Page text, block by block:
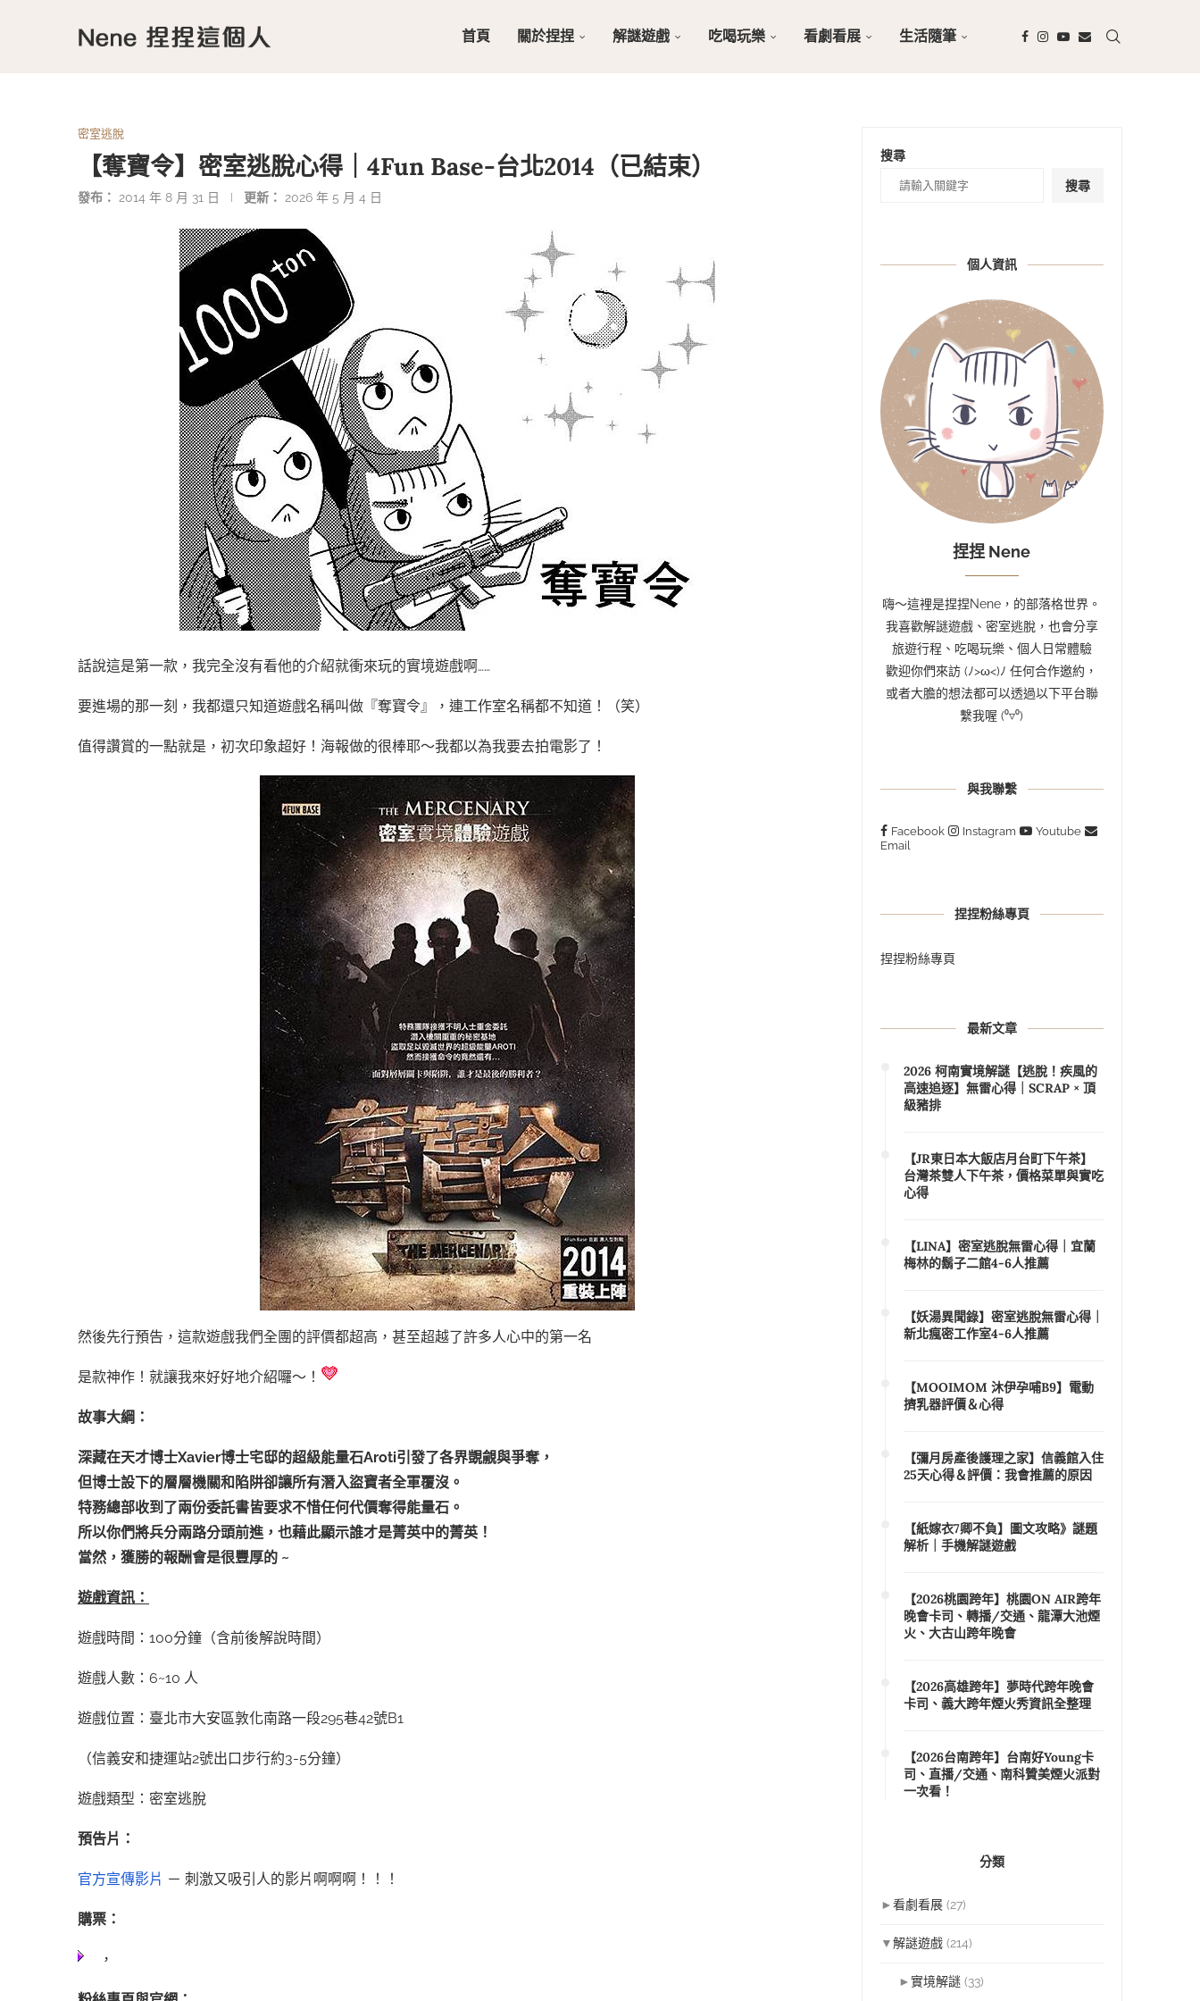
首頁 關於捏捏 解謎遊戲 吃喝玩樂 看劇看展 生活隨筆
密室逃脫
【奪寶令】密室逃脫心得｜4Fun Base-台北2014（已結束）
發布： 2014 年 8 月 31 日 更新： 2026 年 5 月 4 日
話說這是第一款，我完全沒有看他的介紹就衝來玩的實境遊戲啊……
要進場的那一刻，我都還只知道遊戲名稱叫做『奪寶令』，連工作室名稱都不知道！（笑）
值得讚賞的一點就是，初次印象超好！海報做的很棒耶～我都以為我要去拍電影了！
然後先行預告，這款遊戲我們全團的評價都超高，甚至超越了許多人心中的第一名
是款神作！就讓我來好好地介紹囉～！
故事大綱：
深藏在天才博士Xavier博士宅邸的超級能量石Aroti引發了各界覬覦與爭奪，
但博士設下的層層機關和陷阱卻讓所有潛入盜寶者全軍覆沒。
特務總部收到了兩份委託書皆要求不惜任何代價奪得能量石。
所以你們將兵分兩路分頭前進，也藉此顯示誰才是菁英中的菁英！
當然，獲勝的報酬會是很豐厚的 ~
遊戲資訊：
遊戲時間：100分鐘（含前後解說時間）
遊戲人數：6~10 人
遊戲位置：臺北市大安區敦化南路一段295巷42號B1
（信義安和捷運站2號出口步行約3-5分鐘）
遊戲類型：密室逃脫
預告片：
官方宣傳影片 － 刺激又吸引人的影片啊啊啊！！！
購票：
，
搜尋
搜尋
個人資訊
捏捏 Nene
嗨～這裡是捏捏Nene，的部落格世界。
我喜歡解謎遊戲、密室逃脫，也會分享
旅遊行程、吃喝玩樂、個人日常體驗
歡迎你們來訪 (ﾉ>ω<)ﾉ 任何合作邀約，
或者大膽的想法都可以透過以下平台聯
繫我喔 (⁰▿⁰)
與我聯繫
Facebook Instagram
Youtube
Email
捏捏粉絲專頁
捏捏粉絲專頁
最新文章
2026 柯南實境解謎【逃脫！疾風的
高速追逐】無雷心得｜SCRAP × 頂
級豬排
【JR東日本大飯店月台町下午茶】
台灣茶雙人下午茶，價格菜單與實吃
心得
【LINA】密室逃脫無雷心得｜宜蘭
梅林的鬍子二館4-6人推薦
【妖湯異聞錄】密室逃脫無雷心得｜
新北瘋密工作室4-6人推薦
【MOOIMOM 沐伊孕哺B9】電動
擠乳器評價＆心得
【彌月房產後護理之家】信義館入住
25天心得＆評價：我會推薦的原因
【紙嫁衣7卿不負】圖文攻略》謎題
解析｜手機解謎遊戲
【2026桃園跨年】桃園ON AIR跨年
晚會卡司、轉播/交通、龍潭大池煙
火、大古山跨年晚會
【2026高雄跨年】夢時代跨年晚會
卡司、義大跨年煙火秀資訊全整理
【2026台南跨年】台南好Young卡
司、直播/交通、南科贊美煙火派對
一次看！
分類
►看劇看展(27)
▼解謎遊戲(214)
►實境解謎(33)